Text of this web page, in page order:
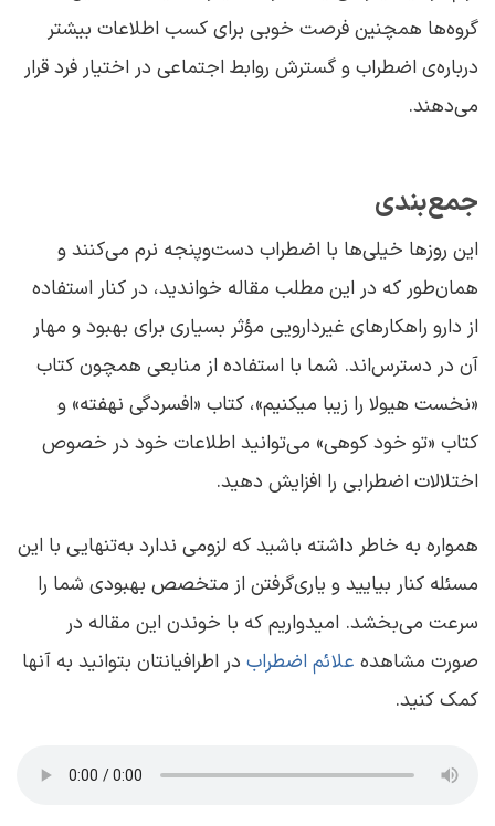
گروه‌ها همچنین فرصت خوبی برای کسب اطلاعات بیشتر
درباره‌ی اضطراب و گسترش روابط اجتماعی در اختیار فرد قرار
می‌دهند.
جمع‌بندی
این روزها خیلی‌ها با اضطراب دست‌وپنجه نرم می‌کنند و
همان‌طور که در این مطلب مقاله خواندید، در کنار استفاده
از دارو راهکارهای غیردارویی مؤثر بسیاری برای بهبود و مهار
آن در دسترس‌اند. شما با استفاده از منابعی همچون کتاب‌
«نخست هیولا را زیبا می‎کنیم»، کتاب «افسردگی نهفته» و
کتاب «تو خود کوهی» می‌توانید اطلاعات خود در خصوص
اختلالات اضطرابی را افزایش دهید.
همواره به خاطر داشته باشید که لزومی ندارد به‌تنهایی با این
مسئله کنار بیایید و یاری‌گرفتن از متخصص بهبودی شما را
سرعت می‌بخشد. امیدواریم که با خوندن این مقاله در
صورت مشاهده علائم اضطراب در اطرافیانتان بتوانید به آنها
کمک کنید.